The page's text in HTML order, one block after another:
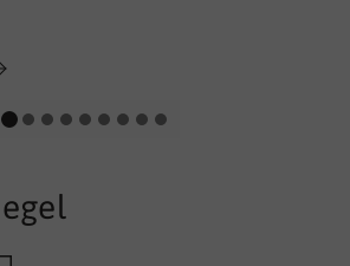
Teilnehmerinnen und
und viel Erfolg.